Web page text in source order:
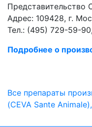
Представительство
Адрес: 109428, г.
Тел.: (495) 729-59-
Подробнее о
Все препараты
(CEVA Sante